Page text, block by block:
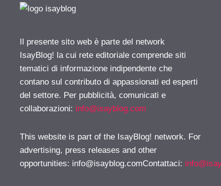
Il presente sito web è parte del network
IsayBlog! la cui rete editoriale comprende siti
tematici di informazione indipendente che
contano sul contributo di appassionati ed esperti
del settore. Per pubblicità, comunicati e
collaborazioni: info@isayblog.com
This website is part of the IsayBlog! network. For
advertising, press releases and other
opportunities: info@isayblog.comContattaci: